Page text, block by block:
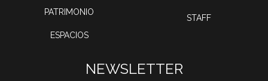
PATRIMONIO
ESPACIOS
STAFF
NEWSLETTER